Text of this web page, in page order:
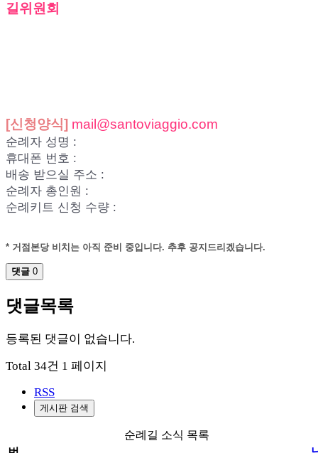
길위원회
[신청양식] mail@santoviaggio.com
순례자 성명 :
휴대폰 번호 :
배송 받으실 주소 :
순례자 총인원 :
순례키트 신청 수량 :
* 거점본당 비치는 아직 준비 중입니다. 추후 공지드리겠습니다.
댓글 0
댓글목록
등록된 댓글이 없습니다.
Total 34건 1 페이지
RSS
게시판 검색
순례길 소식 목록